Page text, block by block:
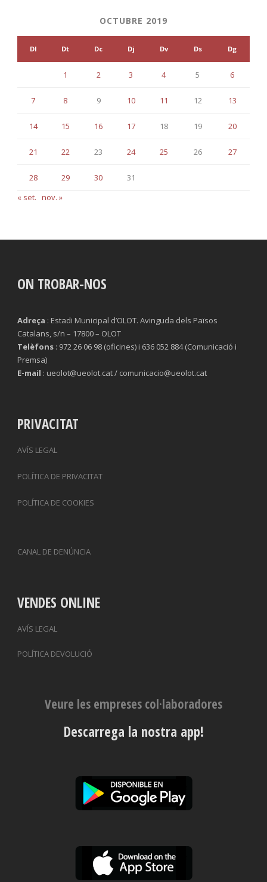
OCTUBRE 2019
Dl Dt Dc Dj Dv Ds Dg
1 2 3 4 5 6
7 8 9 10 11 12 13
14 15 16 17 18 19 20
21 22 23 24 25 26 27
28 29 30
31
« set. nov. »
ON TROBAR-NOS
Adreça : Estadi Municipal d’OLOT. Avinguda dels Països
Catalans, s/n – 17800 – OLOT
Telèfons : 972 26 06 98 (oficines) i 636 052 884 (Comunicació i
Premsa)
E-mail : ueolot@ueolot.cat / comunicacio@ueolot.cat
PRIVACITAT
AVÍS LEGAL
POLÍTICA DE PRIVACITAT
POLÍTICA DE COOKIES
CANAL DE DENÚNCIA
VENDES ONLINE
AVÍS LEGAL
POLÍTICA DEVOLUCIÓ
Veure les empreses col·laboradores
Descarrega la nostra app!